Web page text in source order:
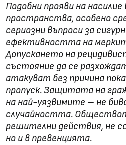
Подобни прояви на
пространства, особено
сериозни въпроси за
ефективността на
Допускането на
състояние да се
атакуват без причина
пропуск. Защитата на
на най-уязвимите – не
случайността.
решителни действия, не
но и в превенцията.